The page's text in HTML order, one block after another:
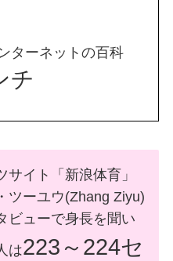
ターネットの百科
チ
イト「新浪体育」
ツーユウ(Zhang Ziyu)
ビューで身長を聞い
は223～224セ